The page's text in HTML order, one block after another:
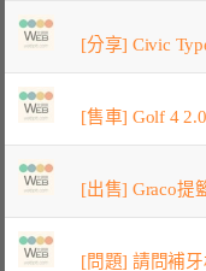
[分享] Civic
[售車] Golf 4
[出售] Graco提
[問題] 請問補